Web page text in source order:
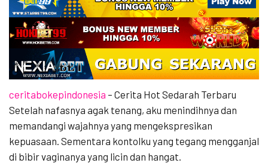
ceritabokepindonesia – Cerita Hot Sedarah Terbaru
Setelah nafasnya agak tenang, aku menindihnya dan
memandangi wajahnya yang mengekspresikan
kepuasaan. Sementara kontolku yang tegang mengganjal
di bibir vaginanya yang licin dan hangat.